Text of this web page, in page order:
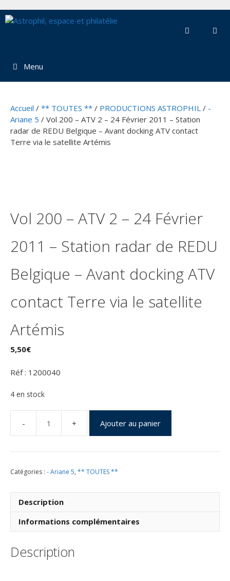
au
Menu
Accueil / ** TOUTES ** / PRODUCTIONS ASTROPHIL / -
Ariane 5 / Vol 200 – ATV 2 – 24 Février 2011 – Station
radar de REDU Belgique – Avant docking ATV contact
Terre via le satellite Artémis
Vol 200 – ATV 2 – 24 Février
2011 – Station radar de REDU
Belgique – Avant docking ATV
contact Terre via le satellite
Artémis
5,50€
Réf : 1200040
4 en stock
quantité
de
Vol
-
24
Février
Ajouter au panier
Catégories : - Ariane 5, ** TOUTES **
Description
Informations complémentaires
Description